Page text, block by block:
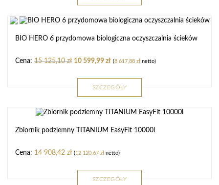
BIO HERO 6 przydomowa biologiczna oczyszczalnia ścieków
15 125,10zł 10 599,99 zł (8 617,88 złnetto)
SZCZEGÓŁY
Zbiornik podziemny TITANIUM EasyFit 10000l
14 908,42 zł (12 120,67 złnetto)
SZCZEGÓŁY